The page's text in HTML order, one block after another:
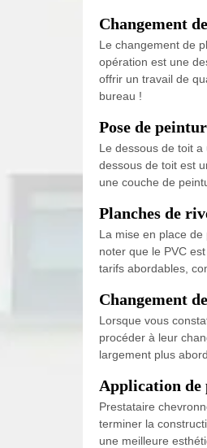
Changement
Le changement de
opération est une
offrir un travail de
bureau !
Pose de
Le dessous de toit a
dessous de toit est
une couche de
Planches de
La mise en place
noter que le PVC
tarifs abordables,
Changement
Lorsque vous
procéder à leur
largement plus
Application de
Prestataire
terminer la
une meilleure